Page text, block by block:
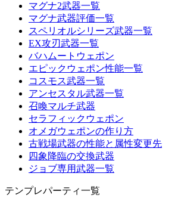
マグナ2武器一覧
マグナ武器評価一覧
スペリオルシリーズ武器一覧
EX攻刃武器一覧
バハムートウェポン
エピックウェポン性能一覧
コスモス武器一覧
アンセスタル武器一覧
召喚マルチ武器
セラフィックウェポン
オメガウェポンの作り方
古戦場武器の性能と属性変更先
四象降臨の交換武器
ジョブ専用武器一覧
テンプレパーティ一覧